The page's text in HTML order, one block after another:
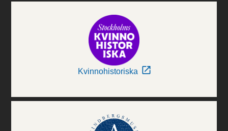
Kvinnohistoriska